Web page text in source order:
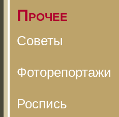
Прочее
Советы
Фоторепортажи
Роспись